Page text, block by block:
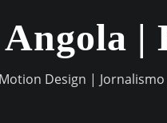
|
Design |